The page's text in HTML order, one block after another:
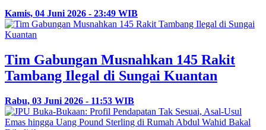
Kamis, 04 Juni 2026 - 23:49 WIB
Tim Gabungan Musnahkan 145 Rakit
Tambang Ilegal di Sungai Kuantan
Rabu, 03 Juni 2026 - 11:53 WIB